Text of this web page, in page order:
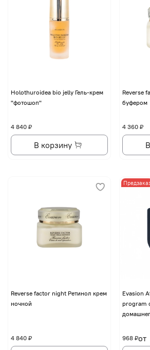
Holothuroidea bio jelly Гель-крем
"фотошоп"
4 840 ₽
В корзину
Reverse
буфером
4 360 ₽
Reverse factor night Ретинол крем
ночной
4 840 ₽
Evasion
program
от
968 ₽